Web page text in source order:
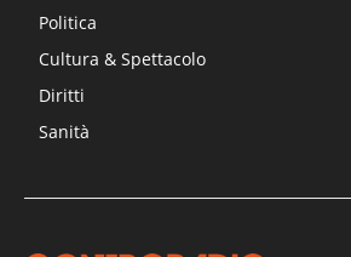
Politica
Cultura & Spettacolo
Diritti
Sanità